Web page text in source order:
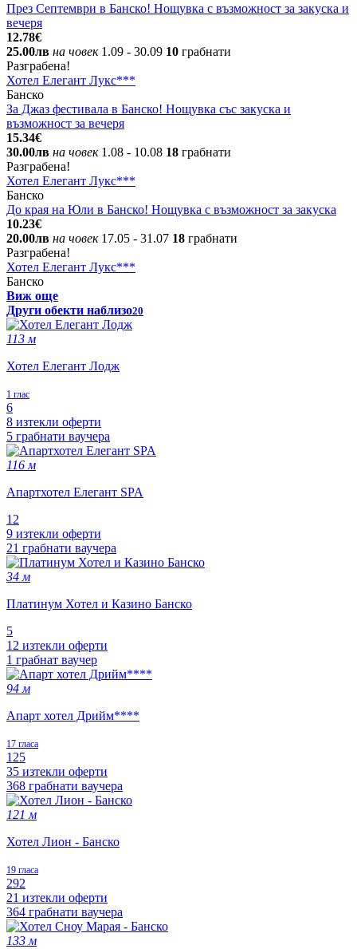
През Септември в Банско! Нощувка с възможност за закуска и
вечеря
12.78€
25.00лв на човек 1.09 - 30.09 10 грабнати
Разграбена!
Хотел Елегант Лукс***
Банско
За Джаз фестивала в Банско! Нощувка със закуска и
възможност за вечеря
15.34€
30.00лв на човек 1.08 - 10.08 18 грабнати
Разграбена!
Хотел Елегант Лукс***
Банско
До края на Юли в Банско! Нощувка с възможност за закуска
10.23€
20.00лв на човек 17.05 - 31.07 18 грабнати
Разграбена!
Хотел Елегант Лукс***
Банско
Виж още
Други обекти наблизо20
113 м
Хотел Елегант Лодж
1 глас
6
8 изтекли оферти
5 грабнати ваучера
116 м
Апартхотел Елегант SPA
12
9 изтекли оферти
21 грабнати ваучера
34 м
Платинум Хотел и Казино Банско
5
12 изтекли оферти
1 грабнат ваучер
94 м
Апарт хотел Дрийм****
17 гласа
125
35 изтекли оферти
368 грабнати ваучера
121 м
Хотел Лион - Банско
19 гласа
292
21 изтекли оферти
364 грабнати ваучера
133 м